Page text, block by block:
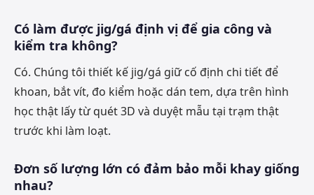
Có làm được jig/gá định vị để gia công và
kiểm tra không?
Có. Chúng tôi thiết kế jig/gá giữ cố định chi tiết để
khoan, bắt vít, đo kiểm hoặc dán tem, dựa trên hình
học thật lấy từ quét 3D và duyệt mẫu tại trạm thật
trước khi làm loạt.
Đơn số lượng lớn có đảm bảo mỗi khay giống
nhau?